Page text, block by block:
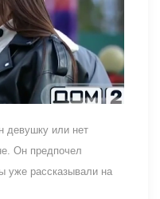
девушку или нет
Он предпочел
уже рассказывали на